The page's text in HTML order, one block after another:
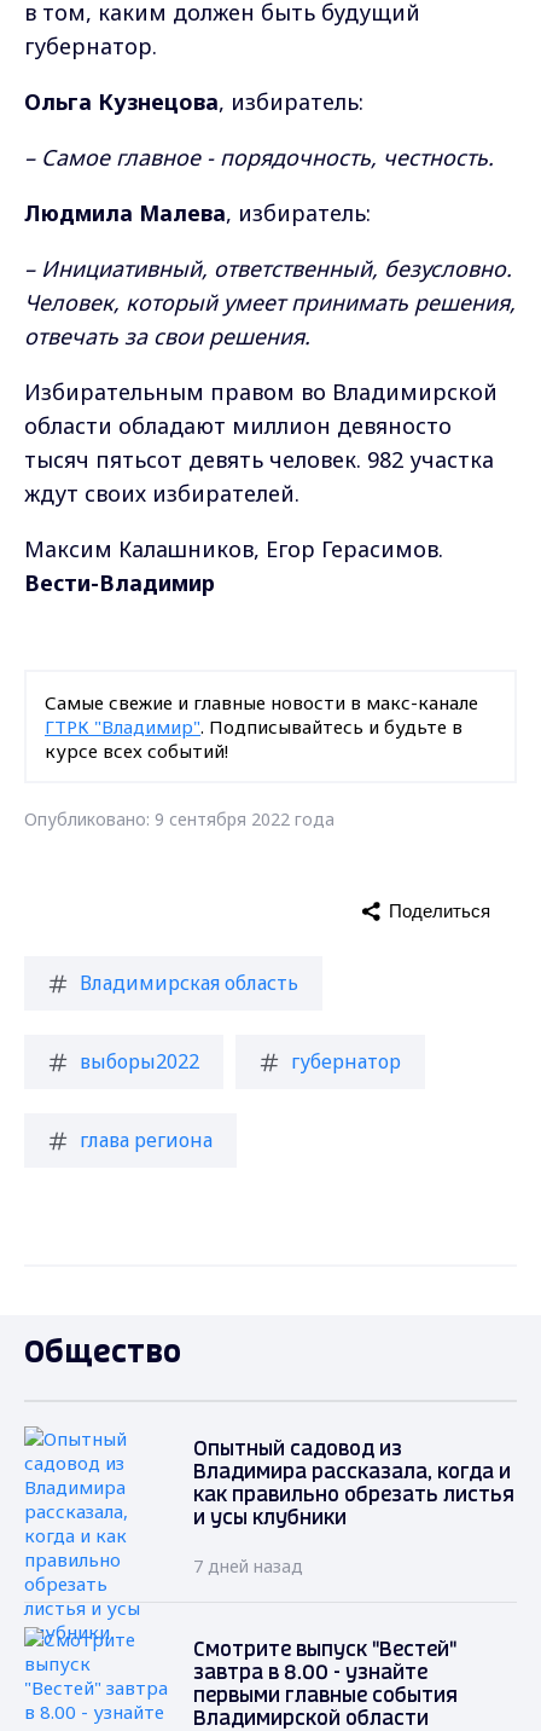
в том, каким должен быть будущий
губернатор.
Ольга Кузнецова, избиратель:
– Самое главное - порядочность, честность.
Людмила Малева, избиратель:
– Инициативный, ответственный, безусловно.
Человек, который умеет принимать решения,
отвечать за свои решения.
Избирательным правом во Владимирской
области обладают миллион девяносто
тысяч пятьсот девять человек. 982 участка
ждут своих избирателей.
Максим Калашников, Егор Герасимов.
Вести-Владимир
Самые свежие и главные новости в макс-канале
ГТРК "Владимир". Подписывайтесь и будьте в
курсе всех событий!
Опубликовано: 9 сентября 2022 года
Владимирская область
выборы2022 губернатор
глава региона
Поделиться
Общество
Опытный садовод из
Владимира рассказала, когда и
как правильно обрезать листья
и усы клубники
7 дней назад
Смотрите выпуск "Вестей"
завтра в 8.00 - узнайте
первыми главные события
Владимирской области